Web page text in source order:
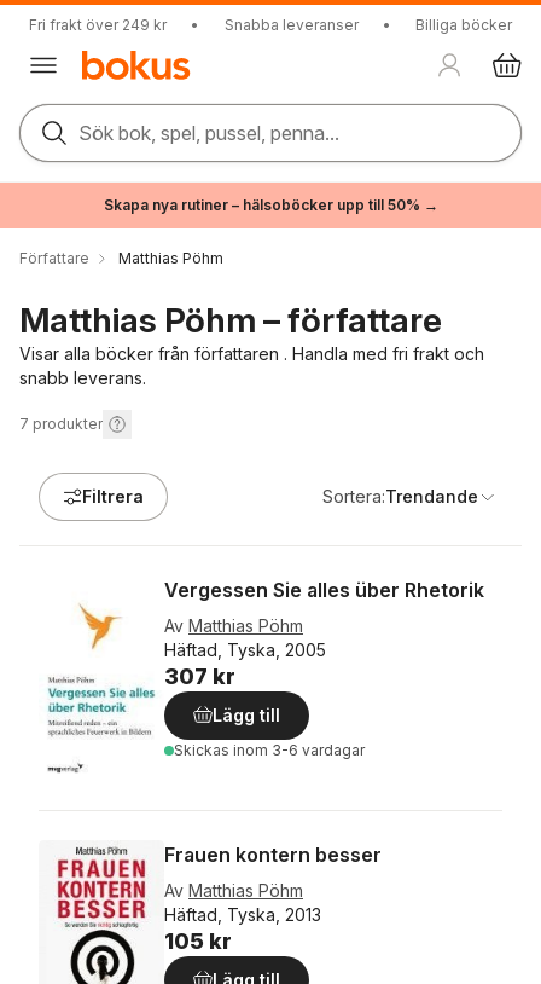
Fri frakt över 249 kr • Snabba leveranser • Billiga böcker
Sök bok, spel, pussel, penna...
Skapa nya rutiner – hälsoböcker upp till 50% →
Författare Matthias Pöhm
Matthias Pöhm – författare
Visar alla böcker från författaren . Handla med fri frakt och
snabb leverans.
7 produkter
Filtrera Sortera:Trendande
Vergessen Sie alles über Rhetorik
Av Matthias Pöhm
Häftad, Tyska, 2005
307 kr
Lägg till
Skickas inom 3-6 vardagar
Frauen kontern besser
Av Matthias Pöhm
Häftad, Tyska, 2013
105 kr